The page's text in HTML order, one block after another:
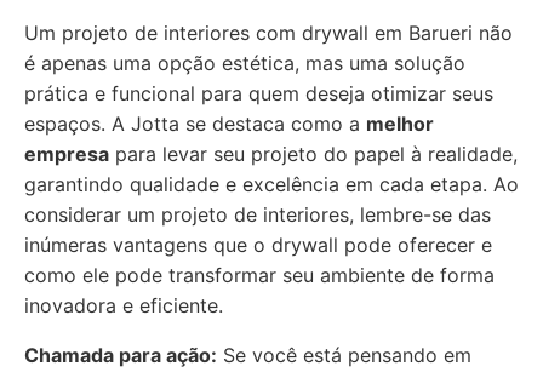
Um projeto de interiores com drywall em Barueri não
é apenas uma opção estética, mas uma solução
prática e funcional para quem deseja otimizar seus
espaços. A Jotta se destaca como a melhor
empresa para levar seu projeto do papel à realidade,
garantindo qualidade e excelência em cada etapa. Ao
considerar um projeto de interiores, lembre-se das
inúmeras vantagens que o drywall pode oferecer e
como ele pode transformar seu ambiente de forma
inovadora e eficiente.
Chamada para ação: Se você está pensando em